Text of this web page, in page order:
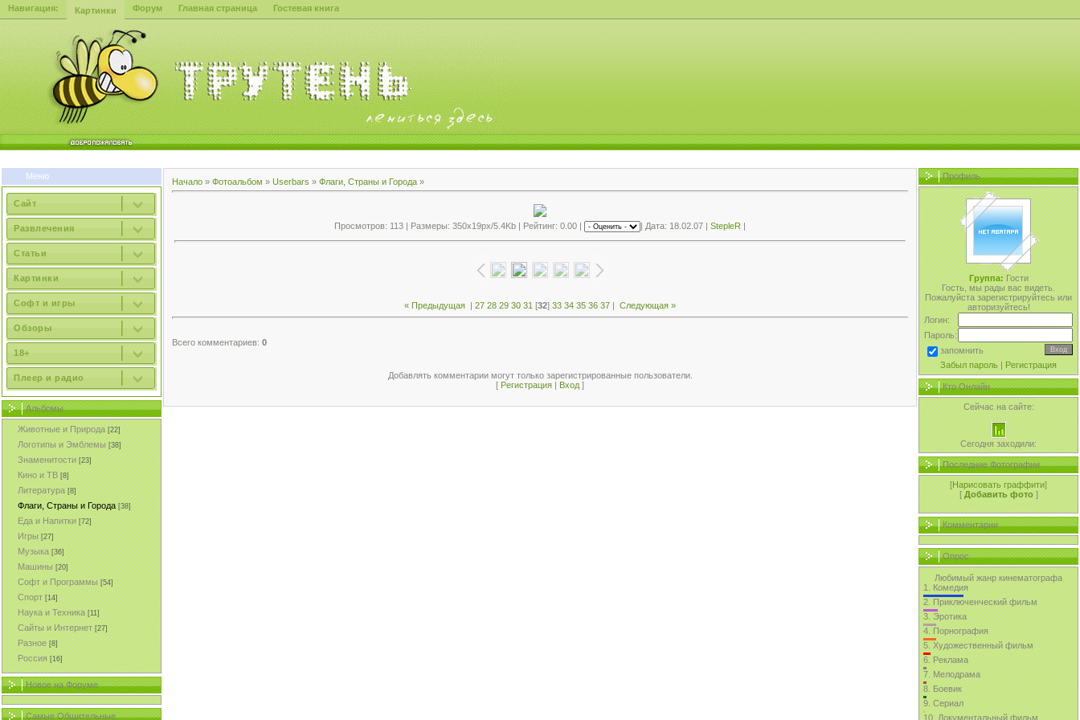
Навигация: Картинки Форум Главная страница Гостевая книга
Меню
Сайт
Развлечения
Статьи
Картинки
Софт и игры
Обзоры
18+
Плеер и радио
Альбомы
Животные и Природа [22]
Логотипы и Эмблемы [38]
Знаменитости [23]
Кино и ТВ [8]
Литература [8]
Флаги, Страны и Города [38]
Еда и Напитки [72]
Игры [27]
Музыка [36]
Машины [20]
Софт и Программы [54]
Спорт [14]
Наука и Техника [11]
Сайты и Интернет [27]
Разное [8]
Россия [16]
Новое на Форуме
Самые Общительные
Начало » Фотоальбом » Userbars » Флаги, Страны и Города »
Просмотров: 113 | Размеры: 350x19px/5.4Kb | Рейтинг: 0.00 | | Дата: 18.02.07 | StepleR |
« Предыдущая | 27 28 29 30 31 [32] 33 34 35 36 37 | Следующая »
Всего комментариев: 0
Добавлять комментарии могут только зарегистрированные пользователи.
[ Регистрация Вход ]
Профиль
Группа:Гости
Гость, мы рады вас видеть.
Пожалуйста зарегистрируйтесь или
авторизуйтесь!
Логин:
Пароль:
запомнить
Забыл пароль|Регистрация
Кто Онлайн
Сейчас на сайте:
Сегодня заходили:
Последние Фотографии
[Нарисовать граффити]
[Добавить фото ]
Комментарии
Опрос
Любимый жанр кинематографа
1.Комедия
2.Приключенческий фильм
3.Эротика
4.Порнография
5.Художественный фильм
6.Реклама
7.Мелодрама
8.Боевик
9.Сериал
10.Документальный фильм